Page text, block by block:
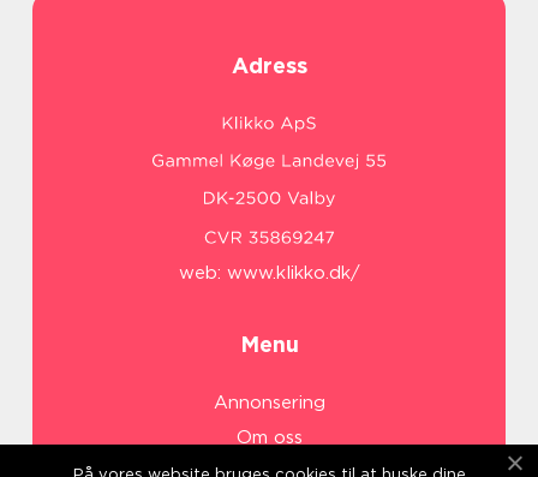
Adress
web: www.klikko.dk/
Menu
Annonsering
Om oss
Cookies